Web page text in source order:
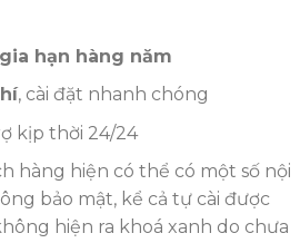
hạn hàng năm
, cài đặt nhanh chóng
kịp thời 24/24
hàng hiện có thể có một số nội
bảo mật, kể cả tự cài được
hiện ra khoá xanh do chưa